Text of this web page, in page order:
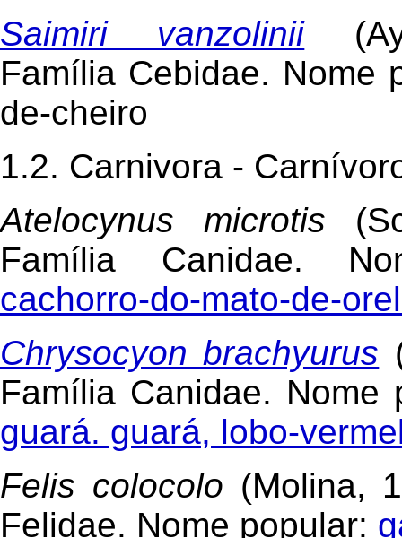
Saimiri vanzolinii
Família Cebidae. Nome
de-cheiro
1.2. Carnivora -
Atelocynus microtis
Família Canidae.
cachorro-do-mato-de-
Chrysocyon brachyurus
Família Canidae.
guará. guará, lobo-
Felis colocolo (Molina,
Felidae. Nome popular: